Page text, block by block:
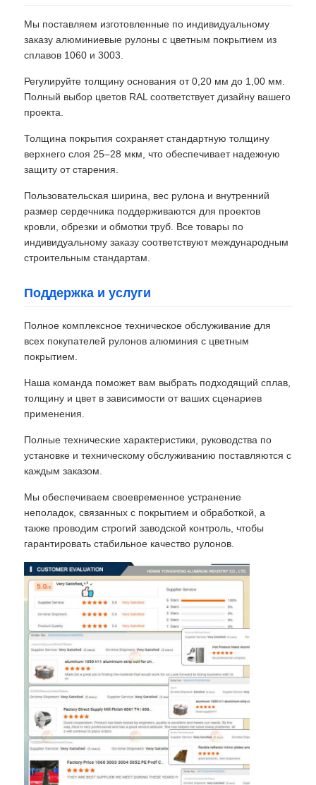
Мы поставляем изготовленные по индивидуальному
заказу алюминиевые рулоны с цветным покрытием из
сплавов 1060 и 3003.
Регулируйте толщину основания от 0,20 мм до 1,00 мм.
Полный выбор цветов RAL соответствует дизайну вашего
проекта.
Толщина покрытия сохраняет стандартную толщину
верхнего слоя 25–28 мкм, что обеспечивает надежную
защиту от старения.
Пользовательская ширина, вес рулона и внутренний
размер сердечника поддерживаются для проектов
кровли, обрезки и обмотки труб. Все товары по
индивидуальному заказу соответствуют международным
строительным стандартам.
Поддержка и услуги
Полное комплексное техническое обслуживание для
всех покупателей рулонов алюминия с цветным
покрытием.
Наша команда поможет вам выбрать подходящий сплав,
толщину и цвет в зависимости от ваших сценариев
применения.
Полные технические характеристики, руководства по
установке и техническому обслуживанию поставляются с
каждым заказом.
Мы обеспечиваем своевременное устранение
неполадок, связанных с покрытием и обработкой, а
также проводим строгий заводской контроль, чтобы
гарантировать стабильное качество рулонов.